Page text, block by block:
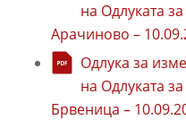
на Одлуката
Арачиново –
Одлука за
на Одлуката
Брвеница –